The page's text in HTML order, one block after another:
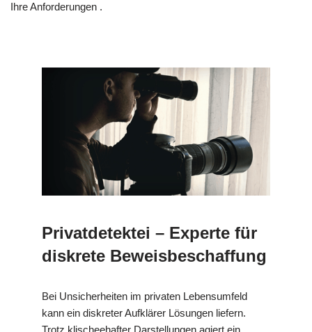
Ihre Anforderungen .
Privatdetektei – Experte für
diskrete Beweisbeschaffung
Bei Unsicherheiten im privaten Lebensumfeld
kann ein diskreter Aufklärer Lösungen liefern.